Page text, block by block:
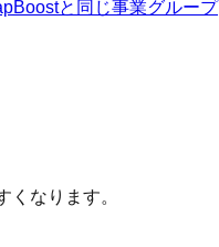
と同じ事業グループ
なります。